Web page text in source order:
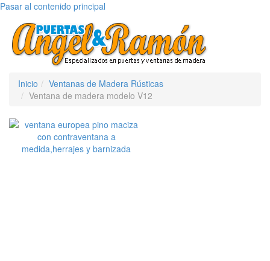
Pasar al contenido principal
Inicio
Ventanas de Madera Rústicas
Ventana de madera modelo V12